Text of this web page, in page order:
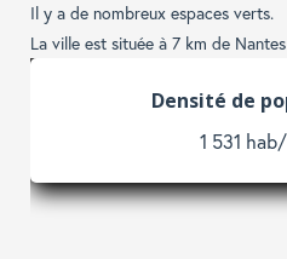
Il y a de nombreux espaces verts.
La ville est située à 7 km de
Enfants et
25 %